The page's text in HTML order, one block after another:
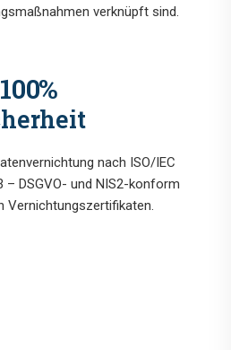
verknüpft sind.
100%
nach ISO/IEC
– DSGVO- und NIS2-konform
Vernichtungszertifikaten.